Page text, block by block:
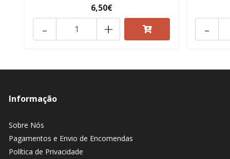
6,50€
+
- -
Informação
Sobre Nós
Pagamentos e Envio de Encomendas
Política de Privacidade